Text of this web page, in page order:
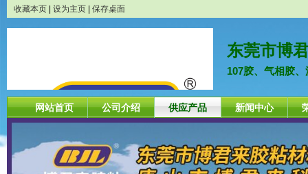
收藏本页 设为主页 保存桌面
东莞市博
107胶、气相胶
网站首页 公司介绍 供应产品 新闻中心